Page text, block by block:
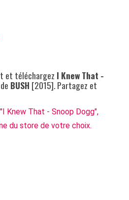
et téléchargez I Knew That -
BUSH [2015]. Partagez et
Knew That - Snoop Dogg",
du store de votre choix.